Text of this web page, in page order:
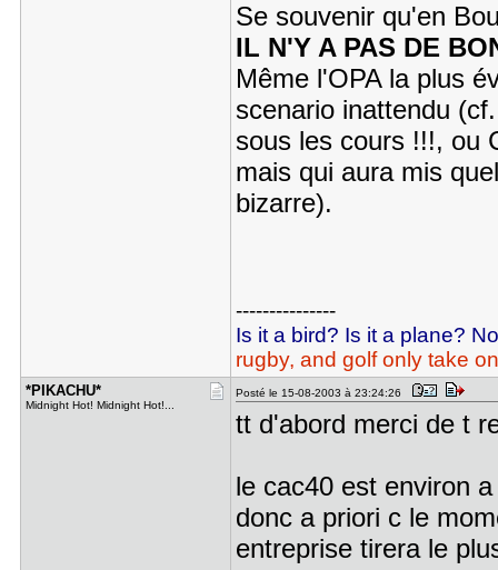
Se souvenir qu'en
IL N'Y A PAS DE
Même l'OPA la plus
scenario inattendu
sous les cours !!!, ou
mais qui aura mis
bizarre).
---------------
Is it a bird? Is it a plane?
rugby, and golf only take
*PIKACHU*
Midnight Hot! Midnight Hot!...
Posté le 15-08-2003 à 23:24:26
tt d'abord merci de t
le cac40 est environ
donc a priori c le
entreprise tirera le